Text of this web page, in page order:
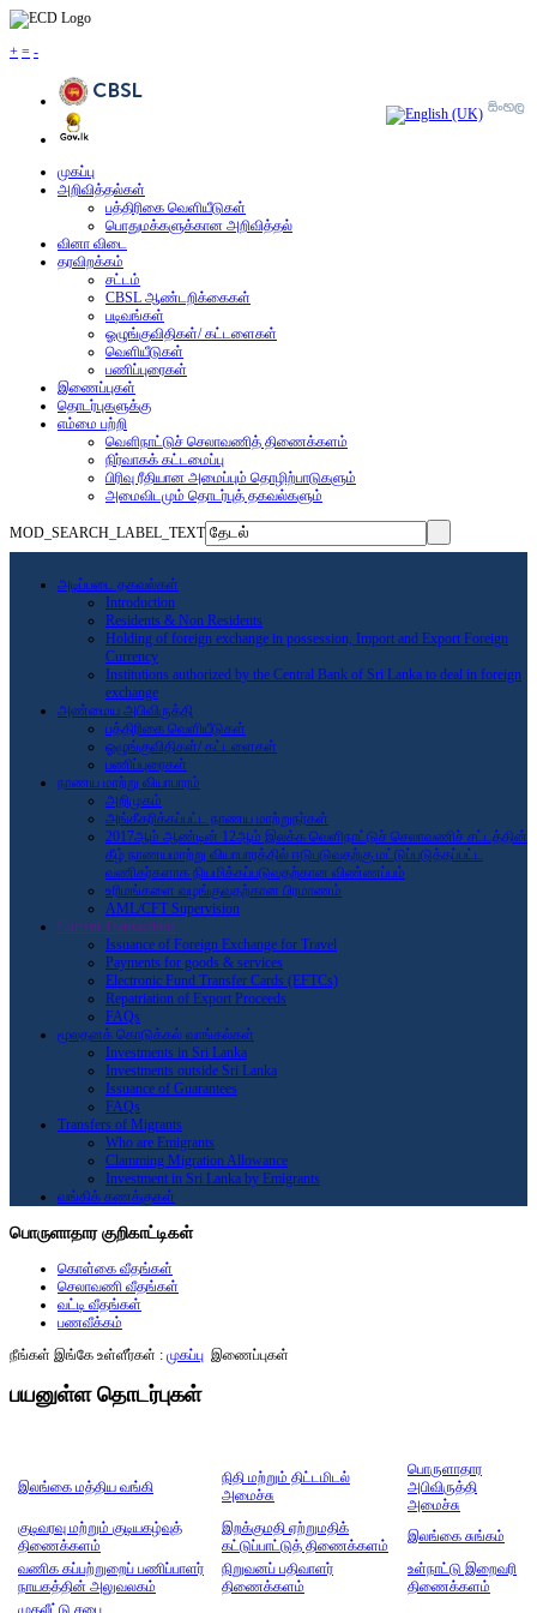
+ = -
முகப்பு
அறிவித்தல்கள்
பத்திரிகை வெளியீடுகள்
பொதுமக்களுக்கான அறிவித்தல்
வினா விடை
தரவிறக்கம்
சட்டம்
CBSL ஆண்டறிக்கைகள்
படிவங்கள்
ஓழுங்குவிதிகள்/ கட்டளைகள்
வெளியீடுகள்
பணிப்புரைகள்
இணைப்புகள்
தொடர்புகளுக்கு
எம்மை பற்றி
வௌிநாட்டுச் செலாவணித் திணைக்களம்
நிர்வாகக் கட்டமைப்பு
பிரிவு ரீதியான அமைப்பும் தொழிற்பாடுகளும்
அமைவிடமும் தொடர்புத் தகவல்களும்
MOD_SEARCH_LABEL_TEXT
அடிப்படை தகவல்கள்
Introduction
Residents & Non Residents
Holding of foreign exchange in possession, Import and Export Foreign
Currency
Institutions authorized by the Central Bank of Sri Lanka to deal in foreign
exchange
அண்மைய அபிவிருத்தி
பத்திரிகை வெளியீடுகள்
ஓழுங்குவிதிகள்/ கட்டளைகள்
பணிப்புரைகள்
நாணய மாற்று வியாபாரம்
அறிமுகம்
அங்கீகரிக்கப்பட்ட நாணய மாற்றுநர்கள்
2017ஆம் ஆண்டின் 12ஆம் இலக்க வெளிநாட்டுச் செலாவணிச் சட்டத்தின்
கீழ் நாணயமாற்று வியாபாரத்தில் ஈடுபடுவதற்கு மட்டுப்படுத்தப்பட்ட
வணிகர்களாக நியமிக்கப்படுவதற்கான விண்ணப்பம்
உரிமங்களை வழங்குவதற்கான பிரமாணம்
AML/CFT Supervision
Current Transactions
Issuance of Foreign Exchange for Travel
Payments for goods & services
Electronic Fund Transfer Cards (EFTCs)
Repatriation of Export Proceeds
FAQs
மூலதனக் கொடுக்கல் வாங்கல்கள்
Investments in Sri Lanka
Investments outside Sri Lanka
Issuance of Guarantees
FAQs
Transfers of Migrants
Who are Emigrants
Clamming Migration Allowance
Investment in Sri Lanka by Emigrants
வங்கிக் கணக்குகள்
பொருளாதார குறிகாட்டிகள்
கொள்கை வீதங்கள்
செலாவணி வீதங்கள்
வட்டி வீதங்கள்
பணவீக்கம்
நீங்கள் இங்கே உள்ளீர்கள் : முகப்பு இணைப்புகள்
பயனுள்ள தொடர்புகள்
இலங்கை மத்திய வங்கி
நிதி மற்றும் திட்டமிடல்
அமைச்சு
பொருளாதார
அபிவிருத்தி
அமைச்சு
குடிவரவு மற்றும் குடியகழ்வுத்
திணைக்களம்
இறக்குமதி ஏற்றுமதிக்
கட்டுப்பாட்டுத் திணைக்களம்
இலங்கை சுங்கம்
வணிக கப்பற்றுறைப் பணிப்பாளர்
நாயகத்தின் அலுவலகம்
நிறுவனப் பதிவாளர்
திணைக்களம்
உள்நாட்டு இறைவரி
திணைக்களம்